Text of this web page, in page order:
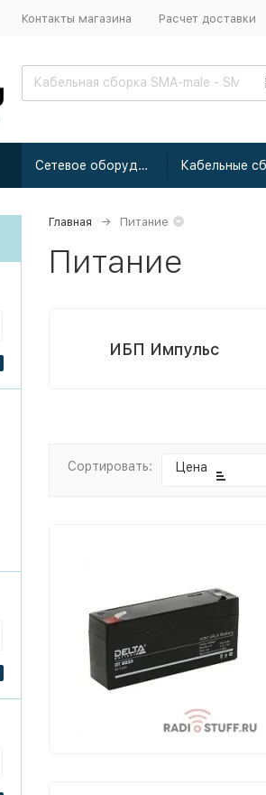
Контакты магазина Расчет доставки
Сетевое оборудование
Главная Питание
Питание
ИБП Импульс
Сортировать: Цена